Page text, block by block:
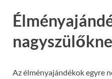
Az élményajándékok egyre